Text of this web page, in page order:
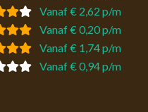
Vanaf € 2,62 p/m
Vanaf € 0,20 p/m
Vanaf € 1,74 p/m
Vanaf € 0,94 p/m